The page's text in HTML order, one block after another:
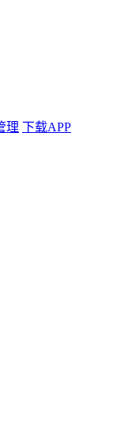
理 下载APP